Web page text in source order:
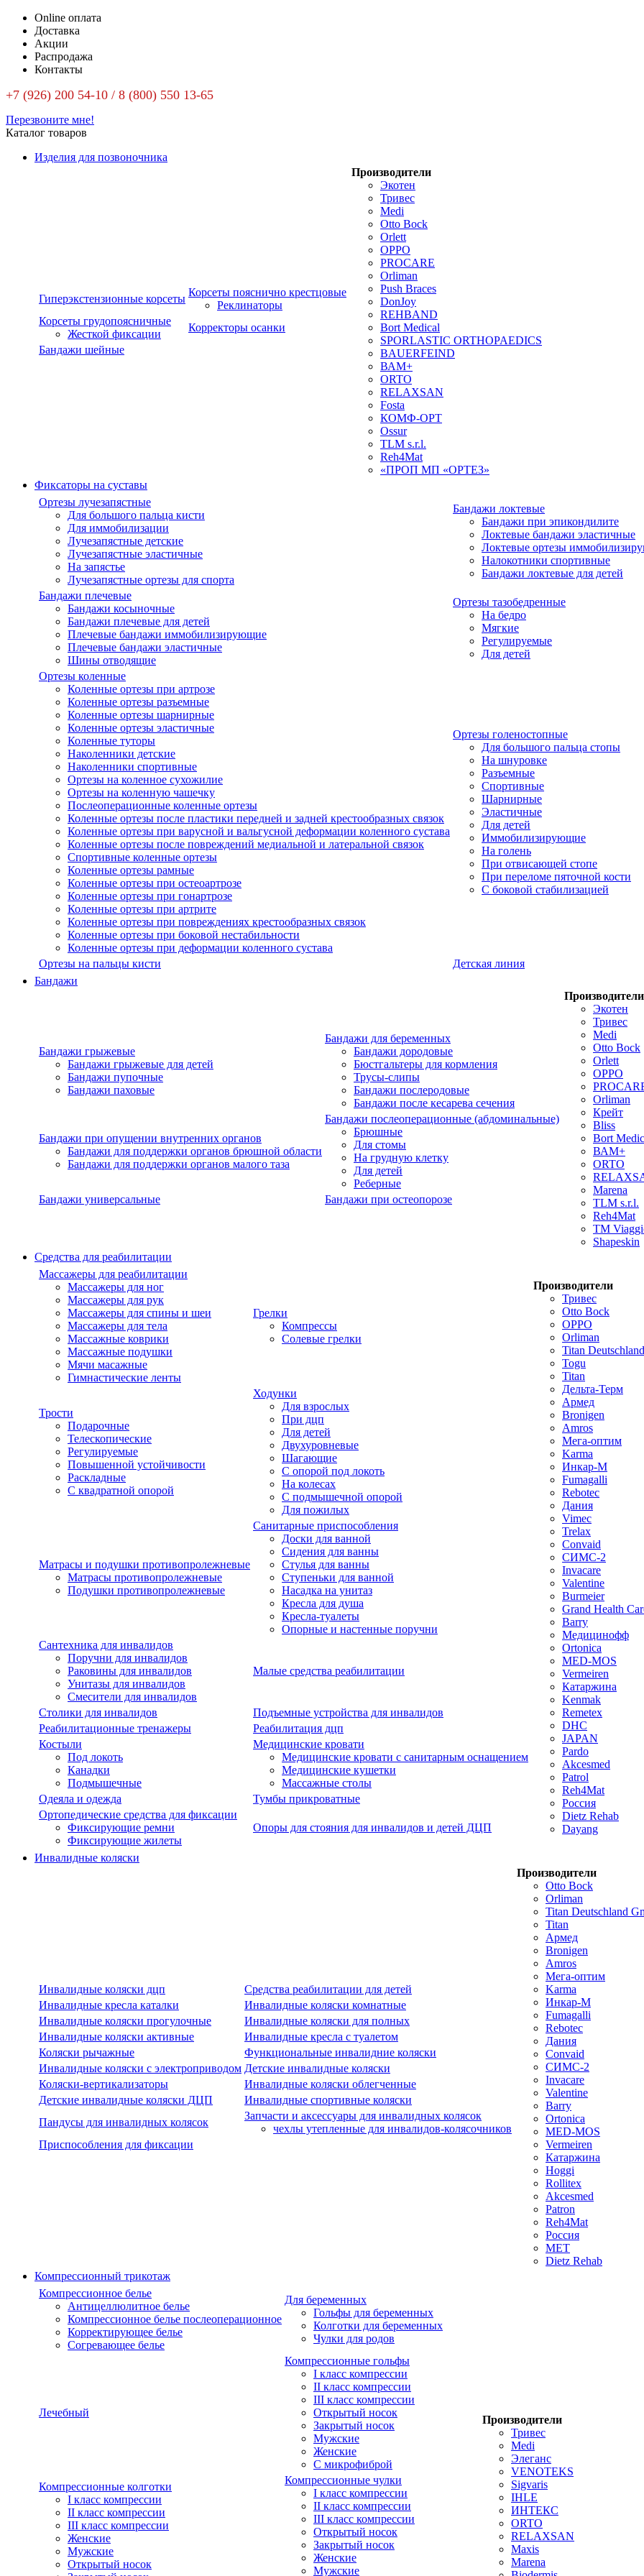
Online оплата
Доставка
Акции
Распродажа
Контакты
+7 (926) 200 54-10 / 8 (800) 550 13-65
Перезвоните мне!
Каталог товаров
Изделия для позвоночника
Гиперэкстензионные корсеты
Корсеты пояснично крестцовые
Реклинаторы
Корсеты грудопоясничные
Жесткой фиксации
Корректоры осанки
Бандажи шейные
Производители
Экотен
Тривес
Medi
Otto Bock
Orlett
OPPO
PROCARE
Orliman
Push Braces
DonJoy
REHBAND
Bort Medical
SPORLASTIC ORTHOPAEDICS
BAUERFEIND
ВАМ+
ORTO
RELAXSAN
Fosta
КОМФ-ОРТ
Ossur
TLM s.r.l.
Reh4Mat
«ПРОП МП «ОРТЕЗ»
Фиксаторы на суставы
Ортезы лучезапястные
Для большого пальца кисти
Для иммобилизации
Лучезапястные детские
Лучезапястные эластичные
На запястье
Лучезапястные ортезы для спорта
Бандажи локтевые
Бандажи при эпикондилите
Локтевые бандажи эластичные
Локтевые ортезы
Налокотники спортивные
Бандажи локтевые для детей
Бандажи плечевые
Бандажи косыночные
Бандажи плечевые для детей
Плечевые бандажи иммобилизирующие
Плечевые бандажи эластичные
Шины отводящие
Ортезы тазобедренные
На бедро
Мягкие
Регулируемые
Для детей
Ортезы коленные
Коленные ортезы при артрозе
Коленные ортезы разъемные
Коленные ортезы шарнирные
Коленные ортезы эластичные
Коленные туторы
Наколенники детские
Наколенники спортивные
Ортезы на коленное сухожилие
Ортезы на коленную чашечку
Послеоперационные коленные ортезы
Коленные ортезы после пластики передней и задней крестообразных связок
Коленные ортезы при варусной и вальгусной деформации коленного сустава
Коленные ортезы после повреждений медиальной и латеральной связок
Спортивные коленные ортезы
Коленные ортезы рамные
Коленные ортезы при остеоартрозе
Коленные ортезы при гонартрозе
Коленные ортезы при артрите
Коленные ортезы при повреждениях крестообразных связок
Коленные ортезы при боковой нестабильности
Коленные ортезы при деформации коленного сустава
Ортезы голеностопные
Для большого пальца стопы
На шнуровке
Разъемные
Спортивные
Шарнирные
Эластичные
Для детей
Иммобилизирующие
На голень
При отвисающей стопе
При переломе пяточной кости
С боковой стабилизацией
Ортезы на пальцы кисти
Детская линия
Бандажи
Бандажи грыжевые
Бандажи грыжевые для детей
Бандажи пупочные
Бандажи паховые
Бандажи для беременных
Бандажи дородовые
Бюстгальтеры для кормления
Трусы-слипы
Бандажи послеродовые
Бандажи после кесарева сечения
Бандажи при опущении внутренних органов
Бандажи для поддержки органов брюшной области
Бандажи для поддержки органов малого таза
Бандажи послеоперационные (абдоминальные)
Брюшные
Для стомы
На грудную клетку
Для детей
Реберные
Бандажи универсальные
Бандажи при остеопорозе
Производители
Экотен
Тривес
Medi
Otto Bock
Orlett
OPPO
Orliman
Крейт
Bliss
Bort
ВАМ+
ORTO
Marena
TLM s.r.l.
Reh4Mat
TM
Shapeskin
Средства для реабилитации
Массажеры для реабилитации
Массажеры для ног
Массажеры для рук
Массажеры для спины и шеи
Массажеры для тела
Массажные коврики
Массажные подушки
Мячи масажные
Гимнастические ленты
Грелки
Компрессы
Солевые грелки
Трости
Подарочные
Телескопические
Регулируемые
Повышенной устойчивости
Раскладные
С квадратной опорой
Ходунки
Для взрослых
При дцп
Для детей
Двухуровневые
Шагающие
С опорой под локоть
На колесах
С подмышечной опорой
Для пожилых
Матрасы и подушки противопролежневые
Матрасы противопролежневые
Подушки противопролежневые
Санитарные приспособления
Доски для ванной
Сидения для ванны
Стулья для ванны
Ступеньки для ванной
Насадка на унитаз
Кресла для душа
Кресла-туалеты
Опорные и настенные поручни
Сантехника для инвалидов
Поручни для инвалидов
Раковины для инвалидов
Унитазы для инвалидов
Смесители для инвалидов
Малые средства реабилитации
Столики для инвалидов
Подъемные устройства для инвалидов
Реабилитационные тренажеры
Реабилитация дцп
Костыли
Под локоть
Канадки
Подмышечные
Медицинские кровати
Медицинские кровати с санитарным оснащением
Медицинские кушетки
Массажные столы
Одеяла и одежда
Тумбы прикроватные
Ортопедические средства для фиксации
Фиксирующие ремни
Фиксирующие жилеты
Опоры для стояния для инвалидов и детей ДЦП
Производители
Тривес
Otto Bock
OPPO
Orliman
Titan
Togu
Titan
Дельта-Терм
Армед
Bronigen
Amros
Мега-оптим
Karma
Инкар-М
Fumagalli
Rebotec
Дания
Vimec
Trelax
Convaid
СИМС-2
Invacare
Valentine
Burmeier
Grand Health
Barry
Медицинофф
Ortonica
MED-MOS
Vermeiren
Катаржина
Kenmak
Remetex
DHC
JAPAN
Pardo
Akcesmed
Patrol
Reh4Mat
Россия
Dietz Rehab
Dayang
Инвалидные коляски
Инвалидные коляски дцп
Средства реабилитации для детей
Инвалидные кресла каталки
Инвалидные коляски комнатные
Инвалидные коляски прогулочные
Инвалидные коляски для полных
Инвалидные коляски активные
Инвалидные кресла с туалетом
Коляски рычажные
Функциональные инвалидние коляски
Инвалидные коляски с электроприводом Детские инвалидные коляски
Коляски-вертикализаторы
Инвалидные коляски облегченные
Детские инвалидные коляски ДЦП
Инвалидные спортивные коляски
Пандусы для инвалидных колясок
Запчасти и аксессуары для инвалидных колясок
чехлы утепленные для инвалидов-колясочников
Приспособления для фиксации
Производители
Otto Bock
Orliman
Titan Deutschland
Titan
Армед
Bronigen
Amros
Мега-оптим
Karma
Инкар-М
Fumagalli
Rebotec
Дания
Convaid
СИМС-2
Invacare
Valentine
Barry
Ortonica
MED-MOS
Vermeiren
Катаржина
Hoggi
Rollitex
Akcesmed
Patron
Reh4Mat
Россия
МЕТ
Dietz Rehab
Компрессионный трикотаж
Компрессионное белье
Антицеллюлитное белье
Компрессионное белье послеоперационное
Корректирующее белье
Согревающее белье
Для беременных
Гольфы для беременных
Колготки для беременных
Чулки для родов
Лечебный
Компрессионные гольфы
I класс компрессии
II класс компрессии
III класс компрессии
Открытый носок
Закрытый носок
Мужские
Женские
С микрофиброй
Компрессионные колготки
I класс компрессии
II класс компрессии
III класс компрессии
Женские
Мужские
Открытый носок
Компрессионные чулки
I класс компрессии
II класс компрессии
III класс компрессии
Открытый носок
Закрытый носок
Женские
Мужские
Производители
Тривес
Medi
Элеганс
VENOTEKS
Sigvaris
IHLE
ИНТЕКС
ORTO
RELAXSAN
Maxis
Marena